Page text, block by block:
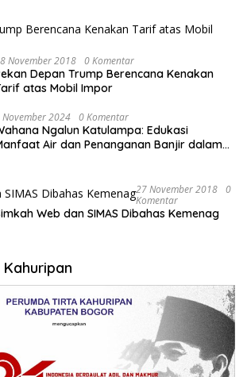
November 2018 0 Komentar
Depan Trump Berencana Kenakan
atas Mobil Impor
November 2024 0 Komentar
Ngalun Katulampa: Edukasi
Air dan Penanganan Banjir dalam
27 November 2018 0
Komentar
Web dan SIMAS Dibahas Kemenag